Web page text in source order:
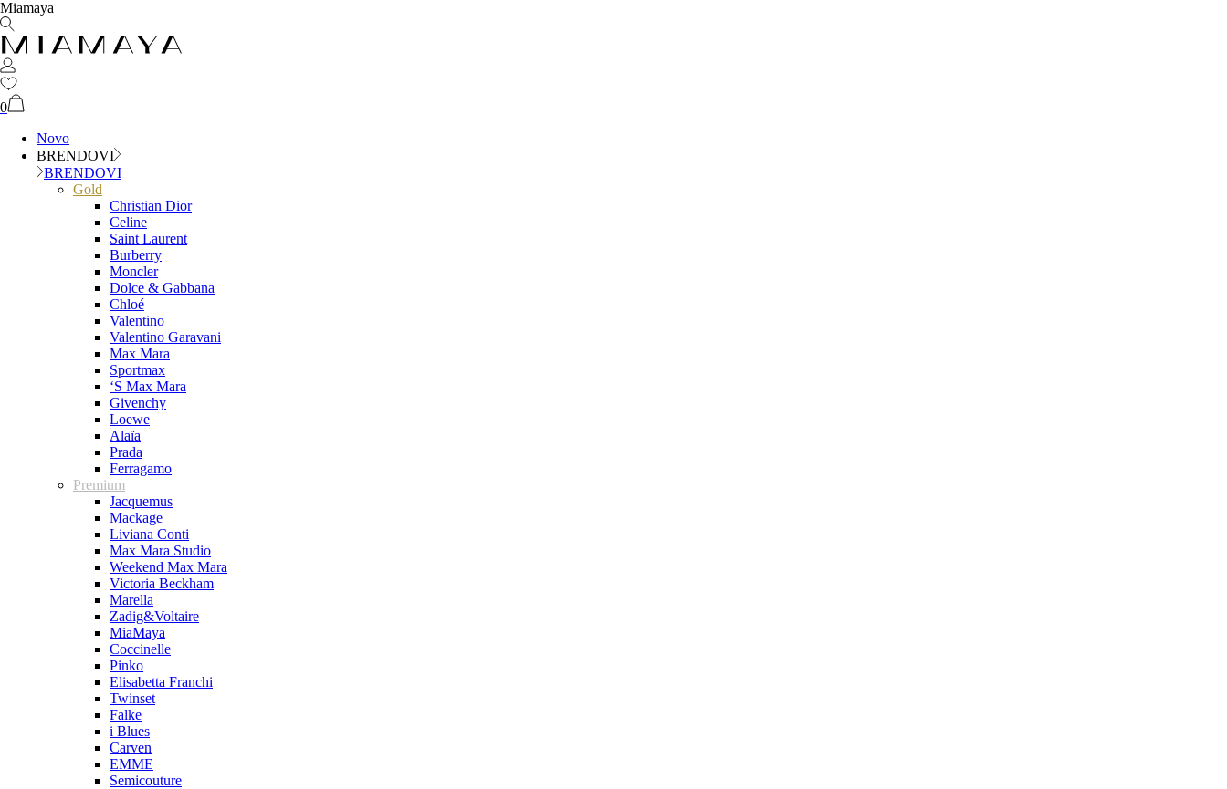
Miamaya
0
Novo
BRENDOVI
BRENDOVI
Gold
Christian Dior
Celine
Saint Laurent
Burberry
Moncler
Dolce & Gabbana
Chloé
Valentino
Valentino Garavani
Max Mara
Sportmax
‘S Max Mara
Givenchy
Loewe
Alaïa
Prada
Ferragamo
Premium
Jacquemus
Mackage
Liviana Conti
Max Mara Studio
Weekend Max Mara
Victoria Beckham
Marella
Zadig&Voltaire
MiaMaya
Coccinelle
Pinko
Elisabetta Franchi
Twinset
Falke
i Blues
Carven
EMME
Semicouture